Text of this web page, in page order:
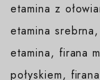
etamina z
etamina
etamina, firana
połyskiem,